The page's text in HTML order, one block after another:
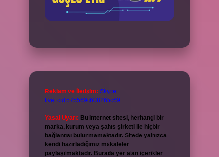
Reklam ve İletişim: Skype:
live:.cid.575569c608265c69
Yasal Uyarı: Bu internet sitesi, herhangi bir
marka, kurum veya şahıs şirketi ile hiçbir
bağlantısı bulunmamaktadır. Sitede yalnızca
kendi hazırladığımız makaleler
paylaşılmaktadır. Burada yer alan içerikler